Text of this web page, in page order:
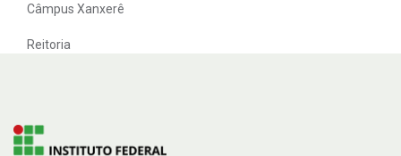
Câmpus Xanxerê
Reitoria